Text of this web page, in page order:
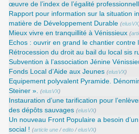
œuvre de l’index de l’égalité
Rapport pour information sur la situation
matière de Développement Durable (elusVX
Mieux vivre en tranquillité à Vénissieux (
Echos : ouvrir en grand le chantier contre
Rétrocession du droit au bail du local sis
Subvention à l’association Jénine
Fonds Local d’Aide aux Jeunes (elusVX)
Equipement polyvalent Pyramide.
Steiner ». (elusVX)
Instauration d’une tarification pour
des dépôts sauvages (elusVX)
Un nouveau Front Populaire a besoin
social ! (article une /edito /elusVX)